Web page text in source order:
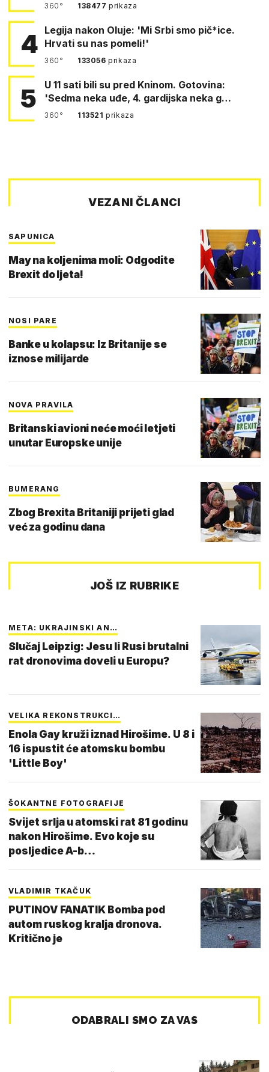
360° 138477prikaza
4 Legija nakon Oluje: 'Mi Srbi smo pič*ice.
Hrvati su nas pomeli!'
360° 133056prikaza
5
U 11 sati bili su pred Kninom. Gotovina:
'Sedma neka uđe, 4. gardijska neka g…
360° 113521prikaza
VEZANI ČLANCI
SAPUNICA
May na koljenima moli: Odgodite
Brexit do ljeta!
NOSI PARE
Banke u kolapsu: Iz Britanije se
iznose milijarde
NOVA PRAVILA
Britanski avioni neće moći letjeti
unutar Europske unije
BUMERANG
Zbog Brexita Britaniji prijeti glad
već za godinu dana
JOŠ IZ RUBRIKE
META: UKRAJINSKI AN…
Slučaj Leipzig: Jesu li Rusi brutalni
rat dronovima doveli u Europu?
VELIKA REKONSTRUKCI…
Enola Gay kruži iznad Hirošime. U 8 i
16 ispustit će atomsku bombu
'Little Boy'
ŠOKANTNE FOTOGRAFIJE
Svijet srlja u atomski rat 81 godinu
nakon Hirošime. Evo koje su
posljedice A-b…
VLADIMIR TKAČUK
PUTINOV FANATIK Bomba pod
autom ruskog kralja dronova.
Kritično je